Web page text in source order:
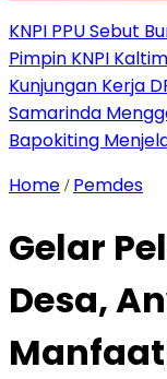
KNPI PPU Sebut
Pimpin KNPI Kaltim
Kunjungan Kerja
Samarinda
Bapokiting
Home / Pemdes
Gelar
Desa,